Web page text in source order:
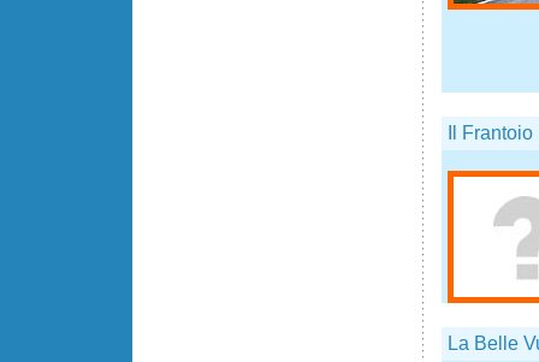
Il Frantoio
La Belle